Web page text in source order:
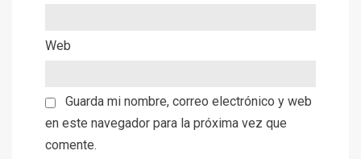
Web
Guarda mi nombre, correo electrónico y web
en este navegador para la próxima vez que
comente.